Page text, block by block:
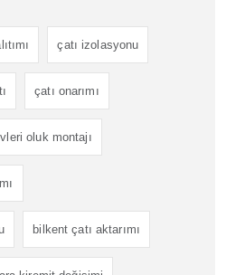
çatı izolasyonu
çatı onarımı
oluk montajı
bilkent çatı aktarımı